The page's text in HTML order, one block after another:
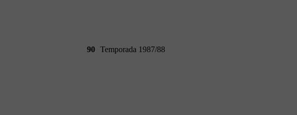
90 Temporada 1987/88